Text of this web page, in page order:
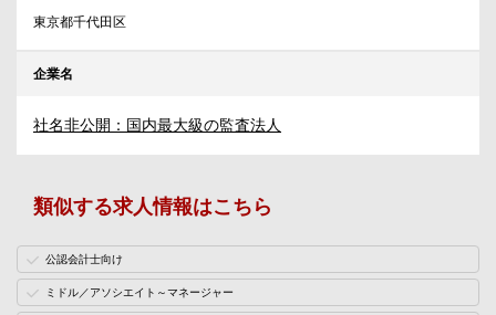
東京都千代田区
企業名
社名非公開：国内最大級の監査法人
類似する求人情報はこちら
公認会計士向け
ミドル／アソシエイト～マネージャー